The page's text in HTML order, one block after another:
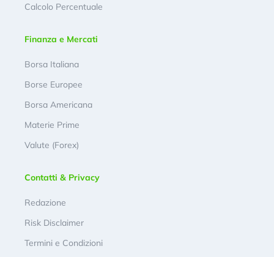
Calcolo Percentuale
Finanza e Mercati
Borsa Italiana
Borse Europee
Borsa Americana
Materie Prime
Valute (Forex)
Contatti & Privacy
Redazione
Risk Disclaimer
Termini e Condizioni